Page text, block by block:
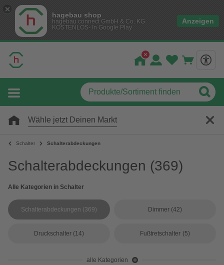
hagebau shop
hagebau connect GmbH & Co. KG
KOSTENLOS- In Google Play
Anzeigen
Wähle jetzt Deinen Markt
Schalter Schalterabdeckungen
Schalterabdeckungen (369)
Alle Kategorien in Schalter
Schalterabdeckungen (369) Dimmer (42)
Druckschalter (14) Fußtretschalter (5)
alle Kategorien